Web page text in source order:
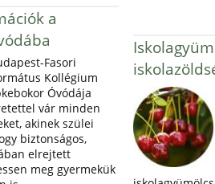
a
Fasori
Kollégium
Óvódája
vár minden
akinek szülei
biztonságos,
elrejtett
meg gyermekük